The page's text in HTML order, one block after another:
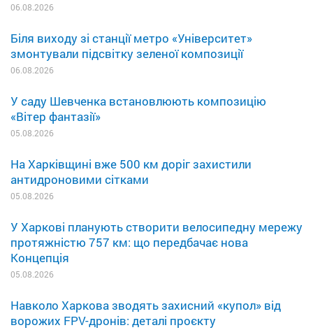
06.08.2026
Біля виходу зі станції метро «Університет»
змонтували підсвітку зеленої композиції
06.08.2026
У саду Шевченка встановлюють композицію
«Вітер фантазії»
05.08.2026
На Харківщині вже 500 км доріг захистили
антидроновими сітками
05.08.2026
У Харкові планують створити велосипедну мережу
протяжністю 757 км: що передбачає нова
Концепція
05.08.2026
Навколо Харкова зводять захисний «купол» від
ворожих FPV-дронів: деталі проєкту